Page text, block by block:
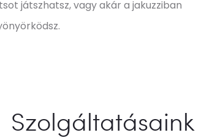
játszhatsz, vagy akár a jakuzziban
Szolgáltatásaink